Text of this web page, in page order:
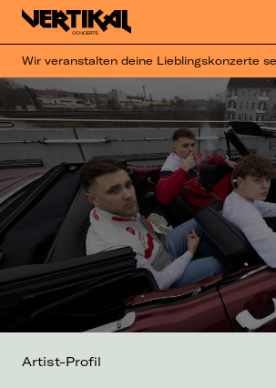
Wir veranstalten deine Lieblingskonzerte
Artist-Profil